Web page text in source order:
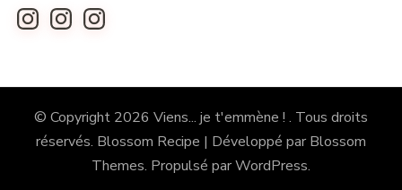
Instagram
InstagramInstagram
© Copyright 2026 Viens... je t'emmène ! . Tous droits
réservés. Blossom Recipe | Développé par Blossom
Themes. Propulsé parWordPress.